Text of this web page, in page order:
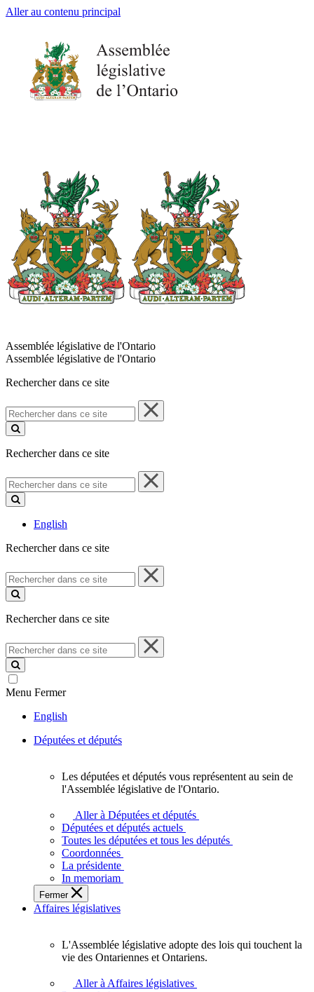
Aller au contenu principal
Assemblée législative de l'Ontario
Assemblée législative de l'Ontario
Rechercher dans ce site
Rechercher
dans
ce
Rechercher dans ce site
Rechercher
dans
ce
English
Rechercher dans ce site
Rechercher
dans
ce
Rechercher dans ce site
Rechercher
dans
ce
site
Menu Fermer
English
Députées et députés
députés
vous
représentent
sein
de
l'Assemblée
législative
l'Ontario.
Les députées et députés vous représentent au sein de
l'Assemblée législative de l'Ontario.
Aller à Députées et députés
Députées et députés actuels
Toutes les députées et tous les députés
Coordonnées
La présidente
In memoriam
Fermer
Affaires législatives
L'Assemblée
adopte
L'Assemblée législative adopte des lois qui touchent la
vie des Ontariennes et Ontariens.
Aller à Affaires législatives